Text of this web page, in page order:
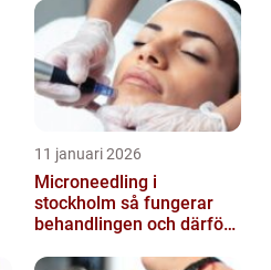
11 januari 2026
Microneedling i
stockholm så fungerar
behandlingen och därför